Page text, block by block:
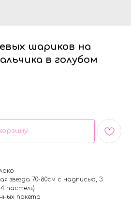
шариков на
в голубом
звезда 70-80см с надписью, 3
пастель)
пакета